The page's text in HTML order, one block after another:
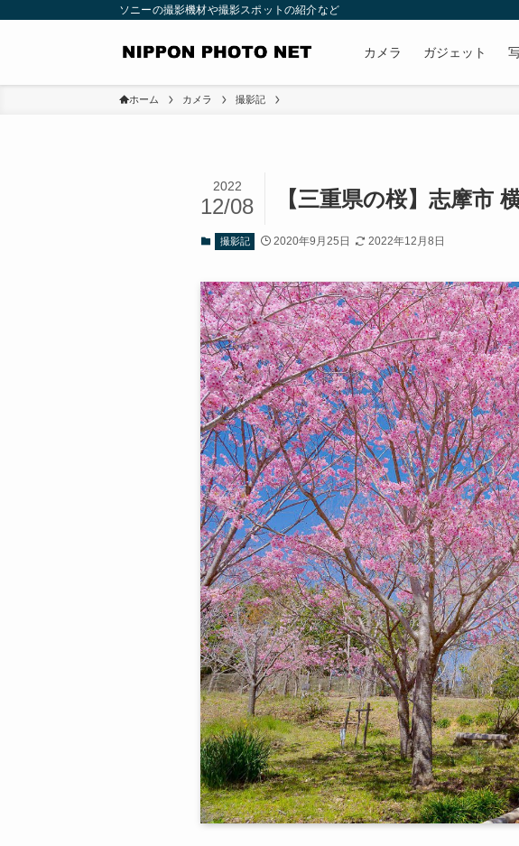
ソニーの撮影機材や撮影スポットの紹介など
カメラ ガジェット
ホーム カメラ 撮影記
【三重県の桜】志摩市
2022
12/08
撮影記 2020年9月25日 2022年12月8日